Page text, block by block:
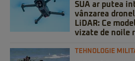
SUA ar putea
vânzarea
LiDAR: Ce
vizate de noile
TEHNOLOGIE